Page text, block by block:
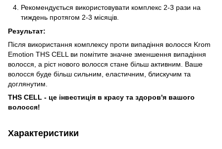
Рекомендується використовувати комплекс 2-3 рази на
тиждень протягом 2-3 місяців.
Результат:
Після використання комплексу проти випадіння волосся Krom
Emotion THS CELL ви помітите значне зменшення випадіння
волосся, а ріст нового волосся стане більш активним. Ваше
волосся буде більш сильним, еластичним, блискучим та
доглянутим.
THS CELL - це інвестиція в красу та здоров'я вашого
волосся!
Характеристики